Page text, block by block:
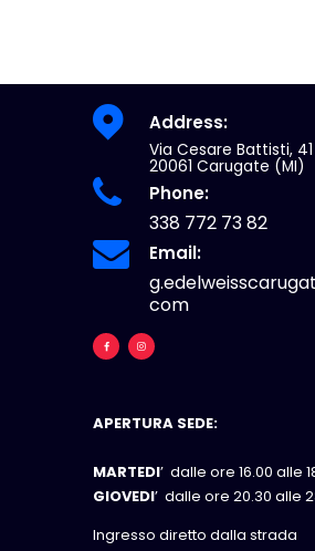
Address:
Via Cesare Battisti, 41
20061 Carugate (MI)
Phone:
338 772 73 82
Email:
com
APERTURA SEDE:
MARTEDI’ dalle ore 16.00 alle
GIOVEDI’ dalle ore 20.30 alle
Ingresso diretto dalla strada